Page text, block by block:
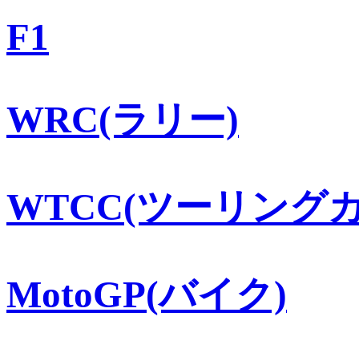
F1
WRC(ラリー)
WTCC(ツーリング
MotoGP(バイク)